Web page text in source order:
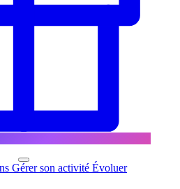
Gérer son activité Évoluer